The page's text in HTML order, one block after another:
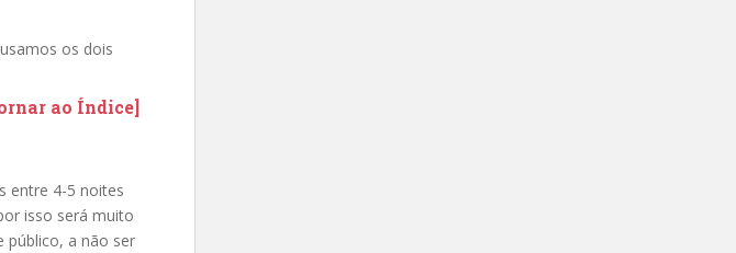
os dois
ao Índice]
entre 4-5 noites
isso será muito
público, a não ser